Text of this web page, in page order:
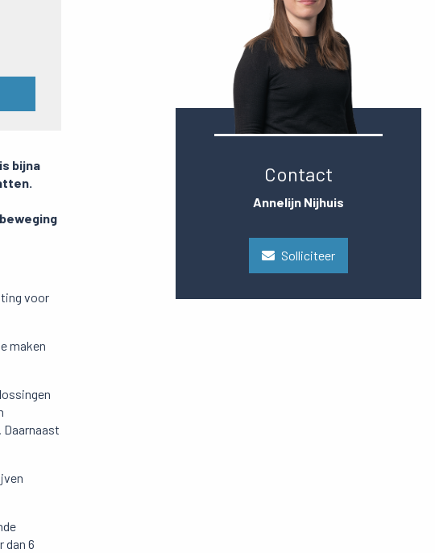
bijna
voor
maken
dan 6
Contact
Annelijn Nijhuis
Solliciteer